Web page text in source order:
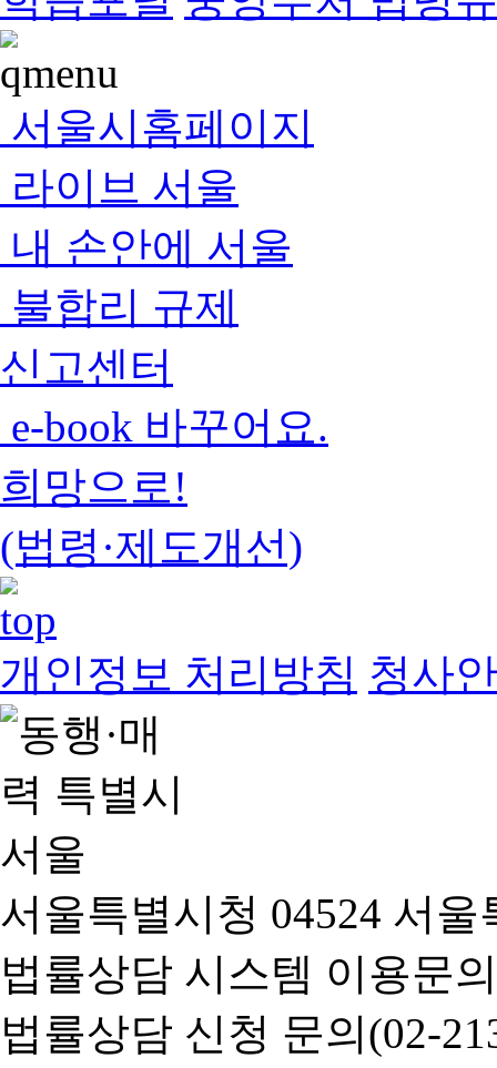
서울시홈페이지
라이브 서울
내 손안에 서울
불합리 규제
신고센터
e-book 바꾸어요.
희망으로!
(법령·제도개선)
개인정보 처리방침 청사
서울특별시청 04524 서
법률상담 시스템 이용문
법률상담 신청 문의(02-